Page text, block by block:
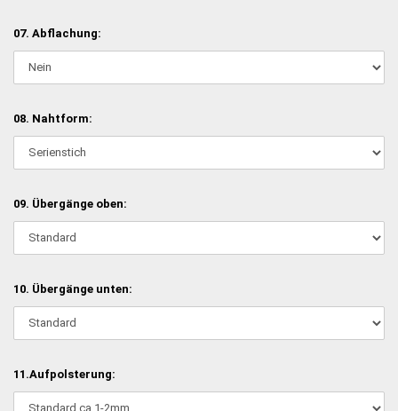
07. Abflachung:
08. Nahtform:
09. Übergänge oben:
10. Übergänge unten:
11.Aufpolsterung: